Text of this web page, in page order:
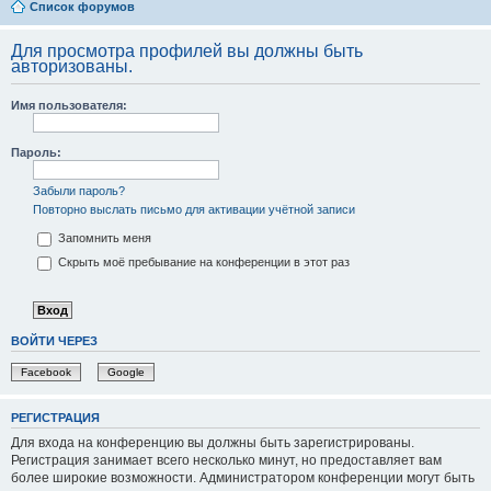
Список форумов
Для просмотра профилей вы должны быть
авторизованы.
Имя пользователя:
Пароль:
Забыли пароль?
Повторно выслать письмо для активации учётной записи
Запомнить меня
Скрыть моё пребывание на конференции в этот раз
ВОЙТИ ЧЕРЕЗ
Facebook Google
РЕГИСТРАЦИЯ
Для входа на конференцию вы должны быть зарегистрированы.
Регистрация занимает всего несколько минут, но предоставляет вам
более широкие возможности. Администратором конференции могут быть